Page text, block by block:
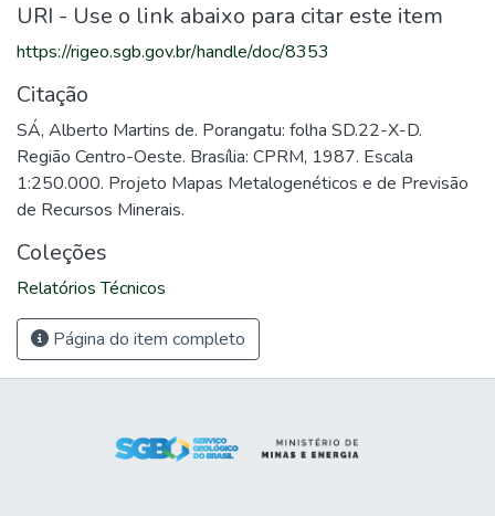
URI - Use o link abaixo para citar este item
https://rigeo.sgb.gov.br/handle/doc/8353
Citação
SÁ, Alberto Martins de. Porangatu: folha SD.22-X-D.
Região Centro-Oeste. Brasília: CPRM, 1987. Escala
1:250.000. Projeto Mapas Metalogenéticos e de Previsão
de Recursos Minerais.
Coleções
Relatórios Técnicos
Página do item completo